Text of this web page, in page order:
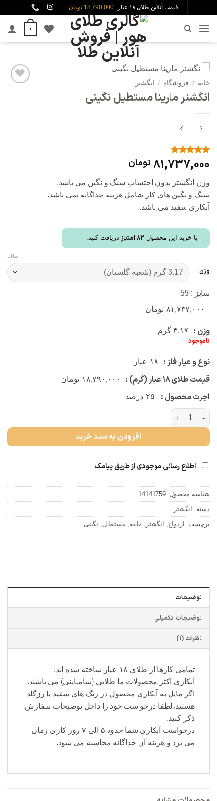
content
قیمت آنلاین طلای ۱۸ عیار: 18,790,000 تومان
0
خانه / فروشگاه / انگشتر
انگشتر مارینا مستطیل نگینی
امتیاز5از
5 امتیاز
مشتری
81,737,000 تومان
وزن انگشتر بدون احتساب سنگ و نگین می باشد.
سنگ و نگین های کار شامل هزینه جداگانه نمی باشد.
آبکاری سفید می باشد.
با خرید این محصول 82امتیاز دریافت کنید.
وزن
صاف
سایز : 55
۸۱,۷۳۷,۰۰۰ تومان
وزن : ۳.۱۷ گرم
ناموجود
نوع و عیار فلز : ۱۸ عیار
قیمت طلای ۱۸ عیار (گرم) : ۱۸,۷۹۰,۰۰۰ تومان
اجرت محصول : ۲۵ درصد
انگشتر مارینا مستطیل نگینی عدد
افزودن به سبد خرید
اطلاع رسانی موجودی از طریق پیامک
شناسه محصول: 14141759
دسته: انگشتر
برچسب: ازدواج, انگشتر , حلقه, مستطیل, نگینی
توضیحات
توضیحات تکمیلی
نظرات (1)
تمامی کارها از طلای ۱۸ عیار ساخته شده اند.
آبکاری اکثر محصولات ما طلایی (شامپاینی) می باشند.
اگر مایل به آبکاری محصول در رنگ های سفید یا رزگلد
هستید،لطفا درخواست خود را داخل توضیحات سفارش
ذکر کنید.
درخواست آبکاری شما حدود ۵ الی ۷ روز کاری زمان
می برد و هزینه آن جداگانه محاسبه می شود.